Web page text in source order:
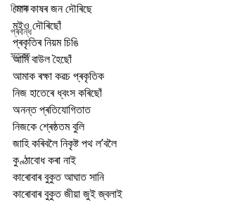
বিশেষ
প্ৰবন্ধ
স্তৱক
মোৰ কাষৰ জন দৌৰিছে
মইও দৌৰিছোঁ
প্ৰকৃতিৰ নিয়ম চিঙি
আমি বাউল হৈছোঁ
আমাক ৰক্ষা কৱচ প্ৰকৃতিক
নিজ হাতেৰে ধ্বংস কৰিছোঁ
অনন্ত প্ৰতিযোগিতাত
নিজকে শ্ৰেষ্ঠতম বুলি
জাহি কৰিবলৈ নিকৃষ্ট পথ ল’বলৈ
কুণ্ঠাবোধ কৰা নাই
কাৰোবাৰ বুকুত আঘাত সানি
কাৰোবাৰ বুকুত জীয়া জুই জ্বলাই